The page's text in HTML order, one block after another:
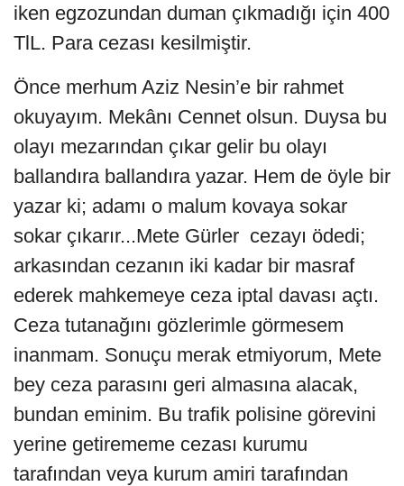
iken egzozundan duman çıkmadığı için 400
TlL. Para cezası kesilmiştir.
Önce merhum Aziz Nesin’e bir rahmet
okuyayım. Mekânı Cennet olsun. Duysa bu
olayı mezarından çıkar gelir bu olayı
ballandıra ballandıra yazar. Hem de öyle bir
yazar ki; adamı o malum kovaya sokar
sokar çıkarır...Mete Gürler cezayı ödedi;
arkasından cezanın iki kadar bir masraf
ederek mahkemeye ceza iptal davası açtı.
Ceza tutanağını gözlerimle görmesem
inanmam. Sonuçu merak etmiyorum, Mete
bey ceza parasını geri almasına alacak,
bundan eminim. Bu trafik polisine görevini
yerine getirememe cezası kurumu
tarafından veya kurum amiri tarafından